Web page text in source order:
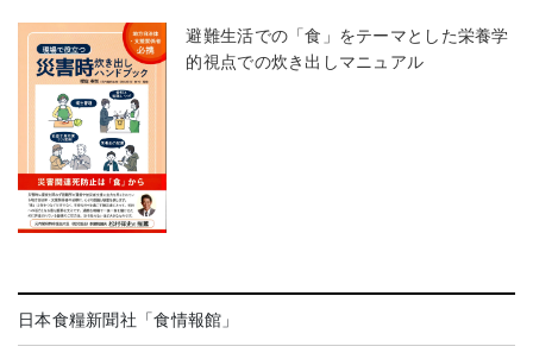
避難生活での「食」をテーマとした栄養学
的視点での炊き出しマニュアル
日本食糧新聞社「食情報館」